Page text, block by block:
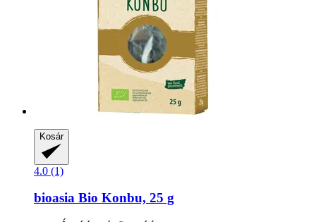
Kosár
4.0 (1)
bioasia Bio Konbu, 25 g